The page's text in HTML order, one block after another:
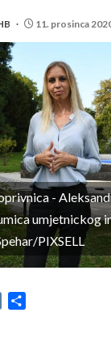
11. prosinca
-
umjetnickog
PIXSELL
VK